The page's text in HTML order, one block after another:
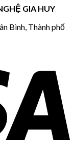
GIA HUY
Bình, Thành phố